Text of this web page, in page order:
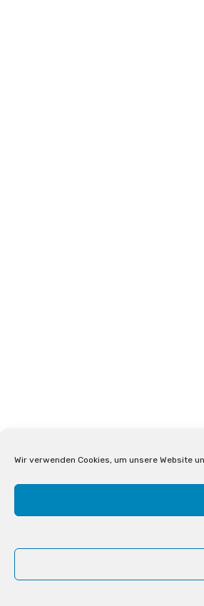
Wir verwenden Cookies, um unsere Website